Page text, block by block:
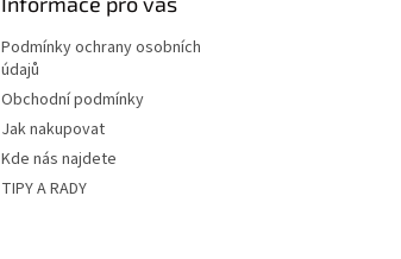
Podmínky ochrany osobních
údajů
Obchodní podmínky
Jak nakupovat
Kde nás najdete
TIPY A RADY